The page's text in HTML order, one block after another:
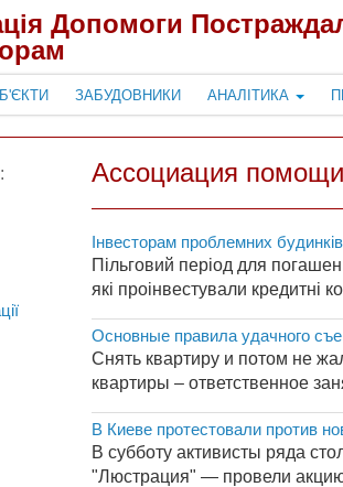
Допомоги
ЗАБУДОВНИКИ АНАЛІТИКА
Ассоциация
Інвесторам проблемних
Пільговий період для
які проінвестували кредитні
Основные правила удачного
Снять квартиру и потом не
квартиры – ответственное
В Киеве протестовали против
В субботу активисты ряда
"Люстрация" — провели акцию